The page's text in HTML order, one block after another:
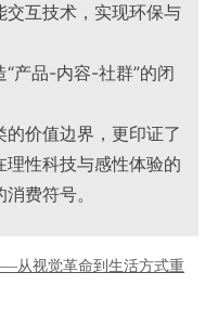
交互技术，实现环保与
产品-内容-社群”的闭
价值边界，更印证了
性科技与感性体验的
费符号。
从视觉革命到生活方式重